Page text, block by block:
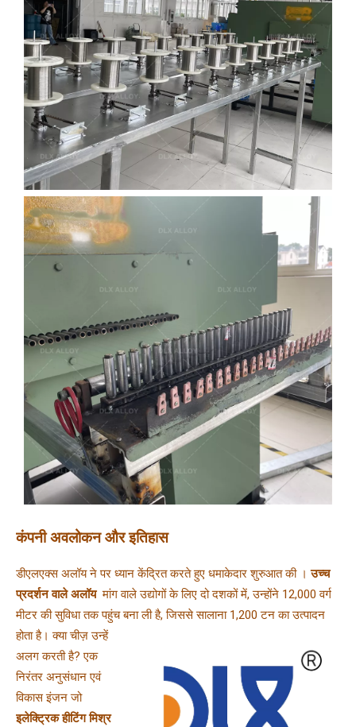
कंपनी अवलोकन और इतिहास
डीएलएक्स अलॉय ने पर ध्यान केंद्रित करते हुए धमाकेदार शुरुआत की । उच्च
प्रदर्शन वाले अलॉय मांग वाले उद्योगों के लिए दो दशकों में, उन्होंने 12,000 वर्ग
मीटर की सुविधा तक पहुंच बना ली है, जिससे सालाना 1,200 टन का उत्पादन
होता है। क्या चीज़ उन्हें
अलग करती है? एक
निरंतर अनुसंधान एवं
विकास इंजन जो
इलेक्ट्रिक हीटिंग मिश्र